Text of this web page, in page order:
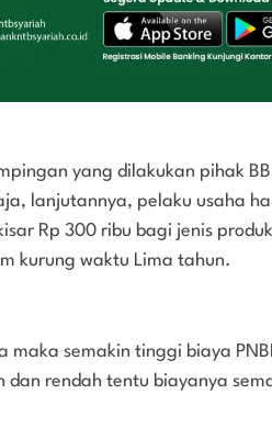
yang dilakukan pihak
lanjutannya, pelaku usaha
Rp 300 ribu bagi jenis
kurung waktu Lima tahun.
semakin tinggi biaya
rendah tentu biayanya